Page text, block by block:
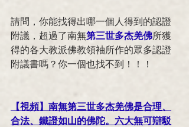
請問，你能找得出哪一個人得到的認證
附議，超過了南無第三世多杰羌佛所獲
得的各大教派佛教領袖所作的眾多認證
附議書嗎？你一個也找不到！！！
【視頻】南無第三世多杰羌佛是合理、
合法、鐵證如山的佛陀。六大無可辯駁